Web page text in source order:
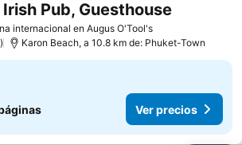
internacional en Augus O'Tool's
Pub, Guesthouse
Karon Beach, a 10.8 km de: Phuket-Town
Ver precios